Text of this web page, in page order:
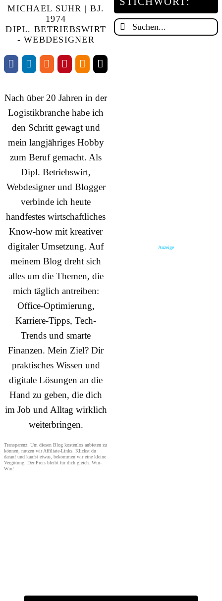
MICHAEL SUHR | BJ.
1974
DIPL. BETRIEBSWIRT
- WEBDESIGNER
Nach über 20 Jahren in der
Logistikbranche habe ich
den Schritt gewagt und
mein langjähriges Hobby
zum Beruf gemacht. Als
Dipl. Betriebswirt,
Webdesigner und Blogger
verbinde ich heute
handfestes wirtschaftliches
Know-how mit kreativer
digitaler Umsetzung. Auf
meinem Blog dreht sich
alles um die Themen, die
mich täglich antreiben:
Office-Optimierung,
Karriere-Tipps, Tech-
Trends und smarte
Finanzen. Mein Ziel? Dir
praktisches Wissen und
digitale Lösungen an die
Hand zu geben, die dich
im Job und Alltag wirklich
weiterbringen.
Transparenz: Um diesen Blog kostenlos anbieten zu
können, nutzen wir Affiliate-Links. Klickst du
darauf und kaufst etwas, bekommen wir eine kleine
Vergütung. Der Preis bleibt für dich gleich. Win-
Win!
Suche
Anzeige